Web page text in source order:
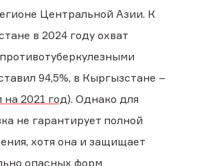
Центральной Азии. К
в 2024 году охват
94,5%, в Кыргызстане –
2021 год). Однако для
не гарантирует полной
хотя она и защищает
опасных форм